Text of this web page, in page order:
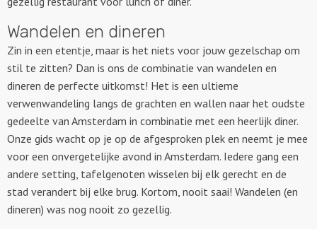
Wandelen en dineren
Zin in een etentje, maar is het niets voor jouw gezelschap om
stil te zitten? Dan is ons de combinatie van wandelen en
dineren de perfecte uitkomst! Het is een ultieme
verwenwandeling langs de grachten en wallen naar het oudste
gedeelte van Amsterdam in combinatie met een heerlijk diner.
Onze gids wacht op je op de afgesproken plek en neemt je mee
voor een onvergetelijke avond in Amsterdam. Iedere gang een
andere setting, tafelgenoten wisselen bij elk gerecht en de
stad verandert bij elke brug. Kortom, nooit saai! Wandelen (en
dineren) was nog nooit zo gezellig.